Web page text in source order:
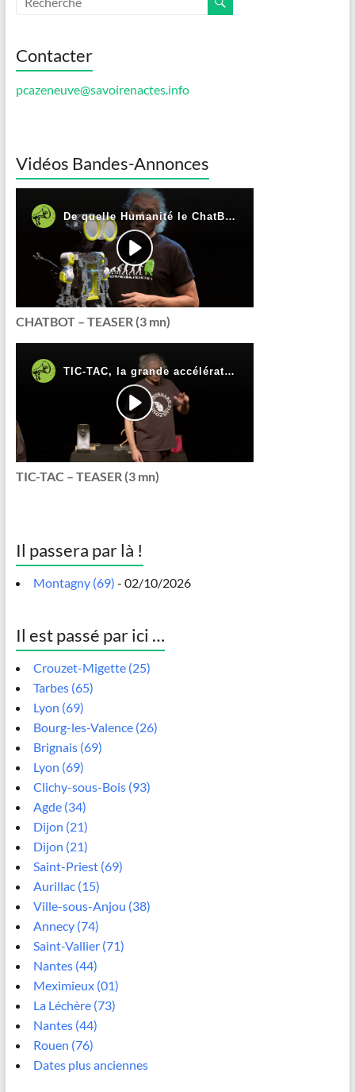
Contacter
pcazeneuve@savoirenactes.info
Vidéos Bandes-Annonces
CHATBOT – TEASER (3 mn)
TIC-TAC – TEASER (3 mn)
Il passera par là !
Montagny (69) - 02/10/2026
Il est passé par ici …
Crouzet-Migette (25)
Tarbes (65)
Lyon (69)
Bourg-les-Valence (26)
Brignais (69)
Lyon (69)
Clichy-sous-Bois (93)
Agde (34)
Dijon (21)
Dijon (21)
Saint-Priest (69)
Aurillac (15)
Ville-sous-Anjou (38)
Annecy (74)
Saint-Vallier (71)
Nantes (44)
Meximieux (01)
La Léchère (73)
Nantes (44)
Rouen (76)
Dates plus anciennes